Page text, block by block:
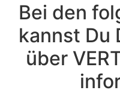
Bei den
kannst Du
über